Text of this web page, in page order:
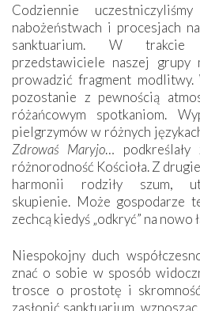
Codziennie
nabożeństwach i procesjach
sanktuarium. W trakcie
przedstawiciele naszej grupy
prowadzić fragment
pozostanie z pewnością
różańcowym spotkaniom.
pielgrzymów w różnych
Zdrowaś Maryjo…
różnorodność Kościoła. Z
harmonii rodziły szum,
skupienie. Może gospodarze
zechcą kiedyś „odkryć” na nowo
Niespokojny duch
znać o sobie w sposób
trosce o prostotę i
zasłonić sanktuarium,